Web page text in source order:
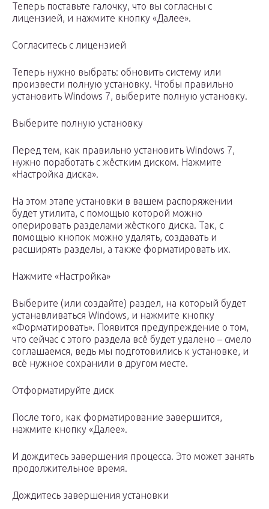
Теперь поставьте галочку, что вы согласны с
лицензией, и нажмите кнопку «Далее».
Согласитесь с лицензией
Теперь нужно выбрать: обновить систему или
произвести полную установку. Чтобы правильно
установить Windows 7, выберите полную установку.
Выберите полную установку
Перед тем, как правильно установить Windows 7,
нужно поработать с жёстким диском. Нажмите
«Настройка диска».
На этом этапе установки в вашем распоряжении
будет утилита, с помощью которой можно
оперировать разделами жёсткого диска. Так, с
помощью кнопок можно удалять, создавать и
расширять разделы, а также форматировать их.
Нажмите «Настройка»
Выберите (или создайте) раздел, на который будет
устанавливаться Windows, и нажмите кнопку
«Форматировать». Появится предупреждение о том,
что сейчас с этого раздела всё будет удалено – смело
соглашаемся, ведь мы подготовились к установке, и
всё нужное сохранили в другом месте.
Отформатируйте диск
После того, как форматирование завершится,
нажмите кнопку «Далее».
И дождитесь завершения процесса. Это может занять
продолжительное время.
Дождитесь завершения установки